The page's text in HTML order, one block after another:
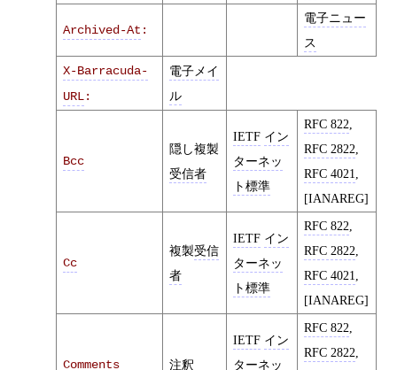
Archived-At :
電子ニュー
ス
X-Barracuda-
URL:
電子メイ
ル
Bcc
隠し複製
受信者
IETF イン
ターネッ
ト標準
RFC 822,
RFC 2822,
RFC 4021,
[IANAREG]
Cc
複製受信
者
IETF イン
ターネッ
ト標準
RFC 822,
RFC 2822,
RFC 4021,
[IANAREG]
Comments 注釈
IETF イン
ターネッ
RFC 822,
RFC 2822,